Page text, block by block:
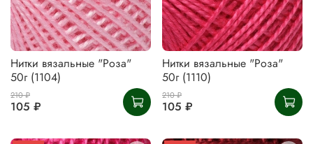
Нитки вязальные "Роза"
50г (1104)
210 ₽
105 ₽
Нитки вязальные "Роза"
50г (1110)
210 ₽
105 ₽